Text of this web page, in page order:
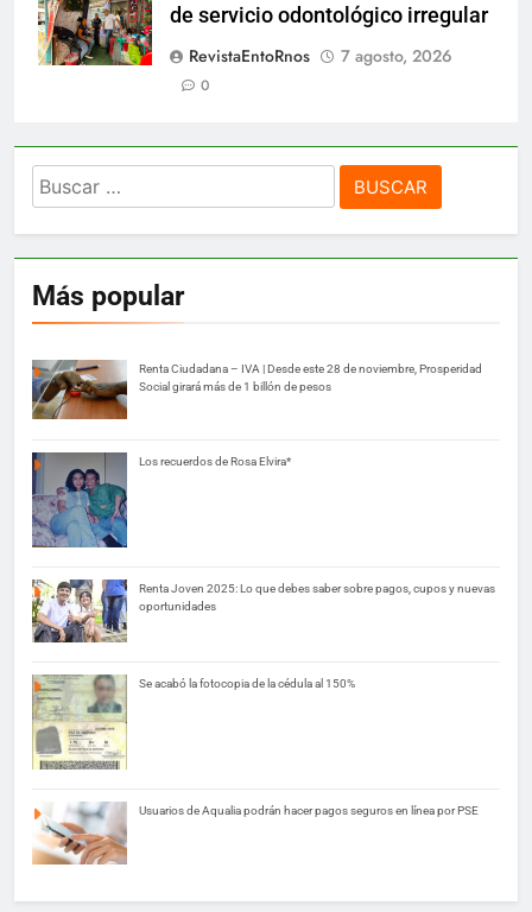
de servicio odontológico irregular
RevistaEntoRnos
7 agosto, 2026
0
Buscar:
Más popular
Renta Ciudadana – IVA | Desde este 28 de noviembre, Prosperidad
Social girará más de 1 billón de pesos
Los recuerdos de Rosa Elvira*
Renta Joven 2025: Lo que debes saber sobre pagos, cupos y nuevas
oportunidades
Se acabó la fotocopia de la cédula al 150%
Usuarios de Aqualia podrán hacer pagos seguros en línea por PSE